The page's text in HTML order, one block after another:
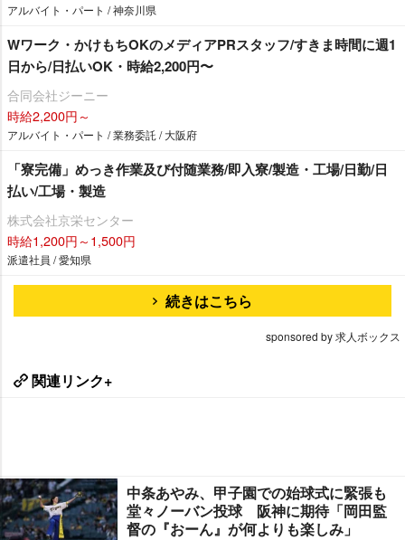
アルバイト・パート / 神奈川県
Wワーク・かけもちOKのメディアPRスタッフ/すきま時間に週1
日から/日払いOK・時給2,200円〜
合同会社ジーニー
時給2,200円～
アルバイト・パート / 業務委託 / 大阪府
「寮完備」めっき作業及び付随業務/即入寮/製造・工場/日勤/日
払い/工場・製造
株式会社京栄センター
時給1,200円～1,500円
派遣社員 / 愛知県
続きはこちら
sponsored by 求人ボックス
関連リンク+
中条あやみ、甲子園での始球式に緊張も
堂々ノーバン投球 阪神に期待「岡田監
督の『おーん』が何よりも楽しみ」